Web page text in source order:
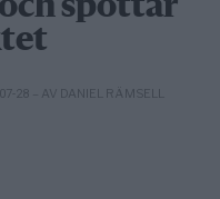
spottar
28 – AV DANIEL RÄMSELL